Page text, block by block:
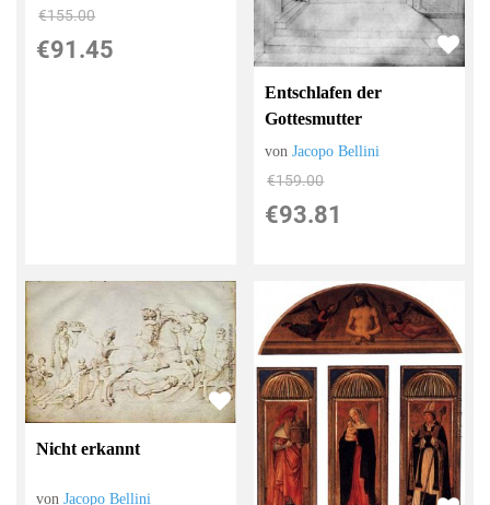
€155.00
€91.45
Entschlafen der
Gottesmutter
vonJacopo Bellini
€159.00
€93.81
Nicht erkannt
vonJacopo Bellini